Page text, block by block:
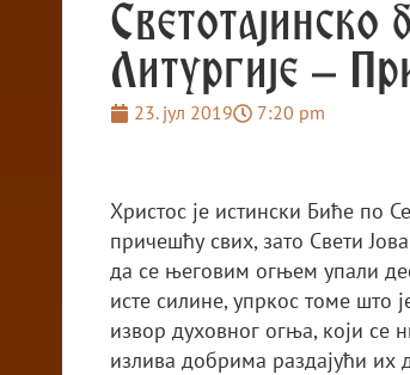
Литургије –
23. јул 2019 7:20 pm
Христос је истински Биће по
причешћу свих, зато Свети
да се његовим огњем упали
исте силине, упркос томе што
извор духовног огња, који се
излива добрима раздајући их